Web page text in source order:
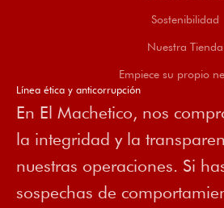
Sostenibilidad
Nuestra Tienda
Empiece su propio
Línea ética y anticorrupción
En El Machetico, nos
la integridad y la
nuestras operaciones. Si
sospechas de